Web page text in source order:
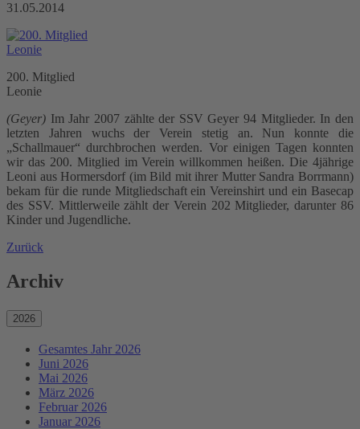
31.05.2014
200. Mitglied
Leonie
(Geyer) Im Jahr 2007 zählte der SSV Geyer 94 Mitglieder. In den
letzten Jahren wuchs der Verein stetig an. Nun konnte die
„Schallmauer“ durchbrochen werden. Vor einigen Tagen konnten
wir das 200. Mitglied im Verein willkommen heißen. Die 4jährige
Leoni aus Hormersdorf (im Bild mit ihrer Mutter Sandra Borrmann)
bekam für die runde Mitgliedschaft ein Vereinshirt und ein Basecap
des SSV. Mittlerweile zählt der Verein 202 Mitglieder, darunter 86
Kinder und Jugendliche.
Zurück
Archiv
2026
Gesamtes Jahr 2026
Juni 2026
Mai 2026
März 2026
Februar 2026
Januar 2026